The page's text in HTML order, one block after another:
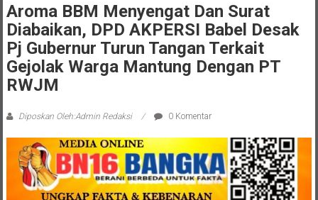
Aroma BBM Menyengat Dan Surat
Diabaikan, DPD AKPERSI Babel Desak
Pj Gubernur Turun Tangan Terkait
Gejolak Warga Mantung Dengan PT
RWJM
Diposkan Oleh:Admin Redaksi 0 Komentar